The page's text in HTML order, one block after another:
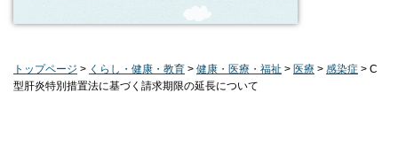
トップページ > くらし・健康・教育 > 健康・医療・福祉 > 医療 > 感染症 > C
型肝炎特別措置法に基づく請求期限の延長について